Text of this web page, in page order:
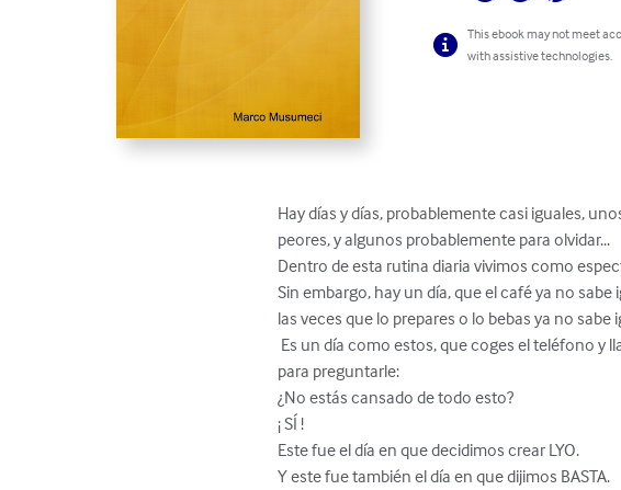
This ebook may not meet
with assistive technologies.
Hay días y días, probablemente casi iguales,
peores, y algunos probablemente para olvidar...
Dentro de esta rutina diaria vivimos como
Sin embargo, hay un día, que el café ya no sabe
las veces que lo prepares o lo bebas ya no sabe
para preguntarle:
¿No estás cansado de todo esto?
¡ SÍ !
Este fue el día en que decidimos crear LYO.
Y este fue también el día en que dijimos BASTA.